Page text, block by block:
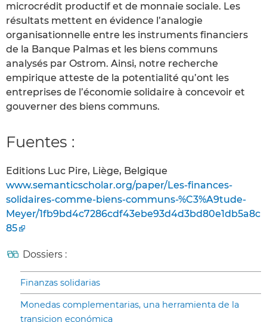
microcrédit productif et de monnaie sociale. Les
résultats mettent en évidence l’analogie
organisationnelle entre les instruments financiers
de la Banque Palmas et les biens communs
analysés par Ostrom. Ainsi, notre recherche
empirique atteste de la potentialité qu’ont les
entreprises de l’économie solidaire à concevoir et
gouverner des biens communs.
Fuentes :
Editions Luc Pire, Liège, Belgique
www.semanticscholar.org/paper/Les-finances-
solidaires-comme-biens-communs-%C3%A9tude-
Meyer/1fb9bd4c7286cdf43ebe93d4d3bd80e1db5a8c
85
Dossiers :
Finanzas solidarias
Monedas complementarias, una herramienta de la
transicion económica